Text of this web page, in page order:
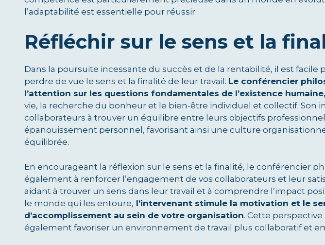
l’adaptabilité est essentielle pour réussir.
Réfléchir sur le sens et la
Dans la poursuite incessante du succès et de la rentabilité, il est facile
perdre de vue le sens et la finalité de leur travail. Le conférencier
l’attention sur les questions fondamentales de l’existence humaine,
vie, la recherche du bonheur et le bien-être individuel et collectif. Son
collaborateurs à trouver un équilibre entre leurs objectifs
épanouissement personnel, favorisant ainsi une culture
équilibrée.
En encourageant la réflexion sur le sens et la finalité, le conférencier
également à renforcer l’engagement de vos collaborateurs et leur
aidant à trouver un sens dans leur travail et à comprendre l’impact
le monde qui les entoure, l’intervenant stimule la motivation et le
d’accomplissement au sein de votre organisation. Cette
également favoriser un environnement de travail plus collaboratif et